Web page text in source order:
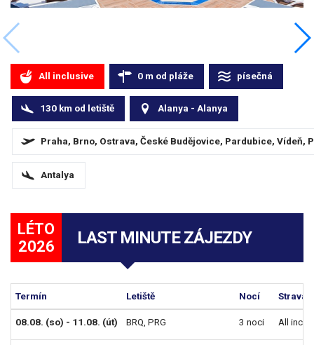
All inclusive 0 m od pláže písečná
130 km od letiště Alanya - Alanya
Praha, Brno, Ostrava, České Budějovice, Pardubice, Vídeň,
Antalya
LÉTO
2026
LAST MINUTE ZÁJEZDY
Termín Letiště Nocí Strava
08.08. (so) - 11.08. (út) BRQ PRG 3 noci All